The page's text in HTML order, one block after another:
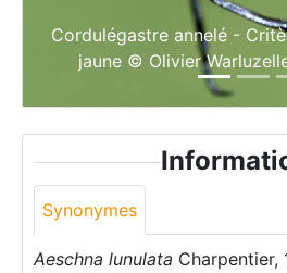
Cordulégastre annelé -
jaune © Olivier
Synonymes
Aeschna lunulata